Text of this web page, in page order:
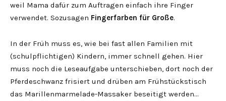
weil Mama dafür zum Auftragen einfach ihre Finger
verwendet. Sozusagen Fingerfarben für Große.
In der Früh muss es, wie bei fast allen Familien mit
(schulpflichtigen) Kindern, immer schnell gehen. Hier
muss noch die Leseaufgabe unterschieben, dort noch der
Pferdeschwanz frisiert und drüben am Frühstückstisch
das Marillenmarmelade-Massaker beseitigt werden…